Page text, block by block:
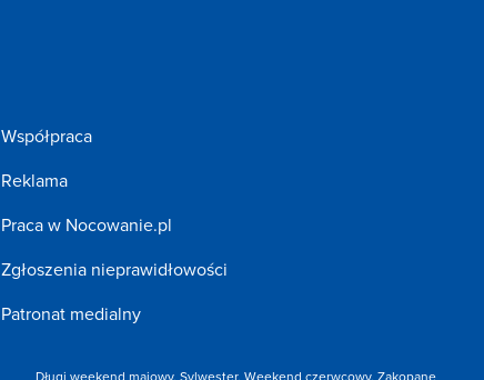
Współpraca
Reklama
Praca w Nocowanie.pl
Zgłoszenia nieprawidłowości
Patronat medialny
Długi weekend majowy, Sylwester, Weekend czerwcowy, Zakopane